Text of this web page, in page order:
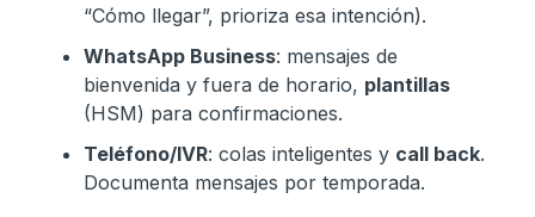
“Cómo llegar”, prioriza esa intención).
WhatsApp Business: mensajes de
bienvenida y fuera de horario, plantillas
(HSM) para confirmaciones.
Teléfono/IVR: colas inteligentes y call back.
Documenta mensajes por temporada.